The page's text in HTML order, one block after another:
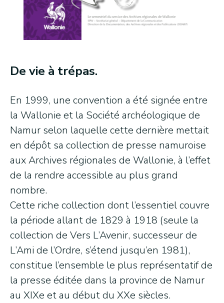
De vie à trépas.
En 1999, une convention a été signée entre
la Wallonie et la Société archéologique de
Namur selon laquelle cette dernière mettait
en dépôt sa collection de presse namuroise
aux Archives régionales de Wallonie, à l’effet
de la rendre accessible au plus grand
nombre.
Cette riche collection dont l’essentiel couvre
la période allant de 1829 à 1918 (seule la
collection de Vers L’Avenir, successeur de
L’Ami de l’Ordre, s’étend jusqu’en 1981),
constitue l’ensemble le plus représentatif de
la presse éditée dans la province de Namur
au XIXe et au début du XXe siècles.